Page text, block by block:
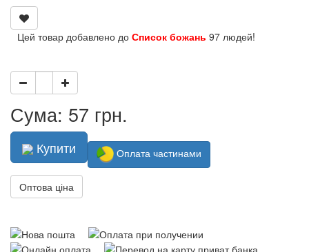
Цей товар добавлено до Список божань 97 людей!
Сума: 57 грн.
Купити Оплата частинами
Оптова ціна